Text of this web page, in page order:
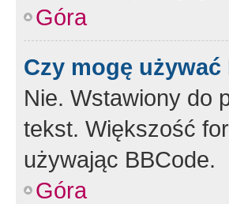
Góra
Czy mogę używać
Nie. Wstawiony do
tekst. Większość
używając BBCode.
Góra